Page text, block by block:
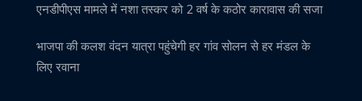
एनडीपीएस मामले में नशा तस्कर को 2 वर्ष के कठोर कारावास की सजा
भाजपा की कलश वंदन यात्रा पहुंचेगी हर गांव सोलन से हर मंडल के
लिए रवाना